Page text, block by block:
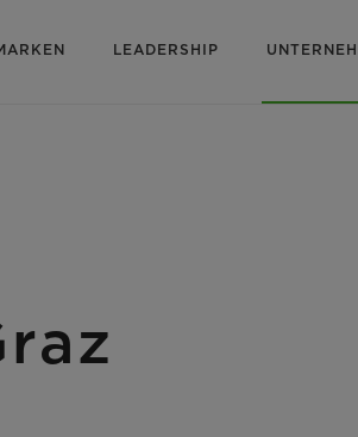
LEADERSHIP